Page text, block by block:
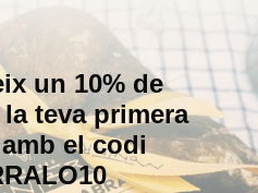
un 10% de
teva primera
el codi